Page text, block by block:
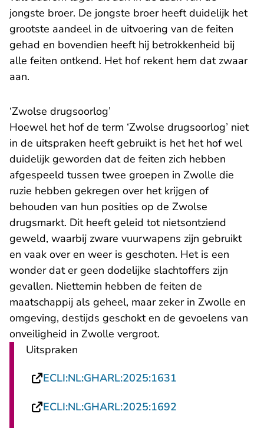
jongste broer. De jongste broer heeft duidelijk het
grootste aandeel in de uitvoering van de feiten
gehad en bovendien heeft hij betrokkenheid bij
alle feiten ontkend. Het hof rekent hem dat zwaar
aan.
‘Zwolse drugsoorlog’
Hoewel het hof de term ‘Zwolse drugsoorlog’ niet
in de uitspraken heeft gebruikt is het het hof wel
duidelijk geworden dat de feiten zich hebben
afgespeeld tussen twee groepen in Zwolle die
ruzie hebben gekregen over het krijgen of
behouden van hun posities op de Zwolse
drugsmarkt. Dit heeft geleid tot nietsontziend
geweld, waarbij zware vuurwapens zijn gebruikt
en vaak over en weer is geschoten. Het is een
wonder dat er geen dodelijke slachtoffers zijn
gevallen. Niettemin hebben de feiten de
maatschappij als geheel, maar zeker in Zwolle en
omgeving, destijds geschokt en de gevoelens van
onveiligheid in Zwolle vergroot.
Uitspraken
ECLI:NL:GHARL:2025:1631
ECLI:NL:GHARL:2025:1692